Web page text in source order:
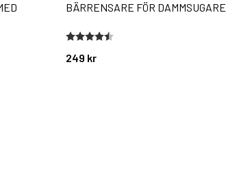
BÄRRENSARE FÖR DAMMSUGARE
249 kr
Betyg:
4.7 utav 5 stjärnor